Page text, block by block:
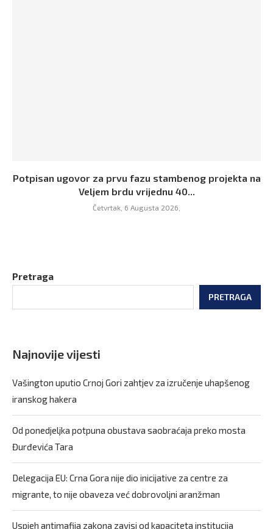
Potpisan ugovor za prvu fazu stambenog projekta na
Veljem brdu vrijednu 40...
Četvrtak, 6 Augusta 2026,
Pretraga
PRETRAGA
Najnovije vijesti
Vašington uputio Crnoj Gori zahtjev za izručenje uhapšenog
iranskog hakera
Od ponedjeljka potpuna obustava saobraćaja preko mosta
Đurđevića Tara
Delegacija EU: Crna Gora nije dio inicijative za centre za
migrante, to nije obaveza već dobrovoljni aranžman
Uspjeh antimafija zakona zavisi od kapaciteta institucija